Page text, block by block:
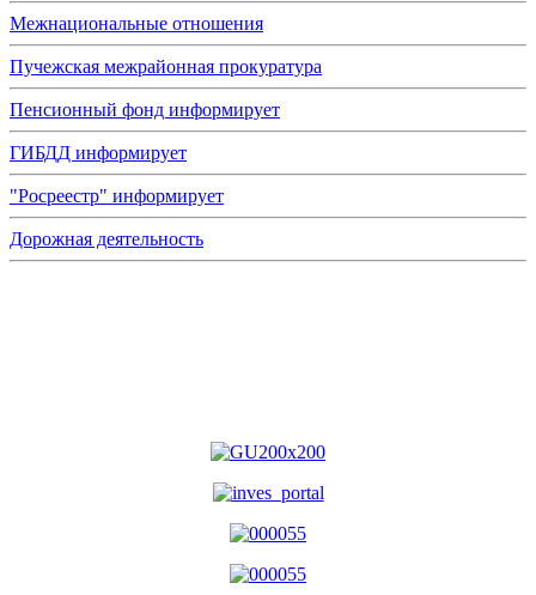
Межнациональные отношения
Пучежская межрайонная прокуратура
Пенсионный фонд информирует
ГИБДД информирует
"Росреестр" информирует
Дорожная деятельность